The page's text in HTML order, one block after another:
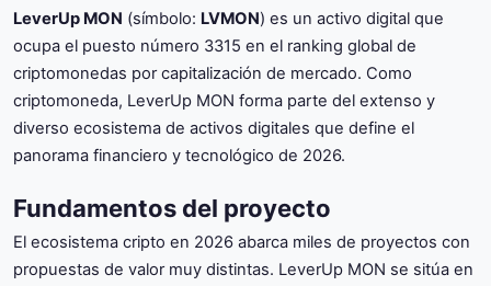
LeverUp MON (símbolo: LVMON) es un activo digital que
ocupa el puesto número 3315 en el ranking global de
criptomonedas por capitalización de mercado. Como
criptomoneda, LeverUp MON forma parte del extenso y
diverso ecosistema de activos digitales que define el
panorama financiero y tecnológico de 2026.
Fundamentos del proyecto
El ecosistema cripto en 2026 abarca miles de proyectos con
propuestas de valor muy distintas. LeverUp MON se sitúa en